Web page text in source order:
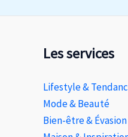
Les services
Lifestyle &
Mode & Beauté
Bien-être & Évasion